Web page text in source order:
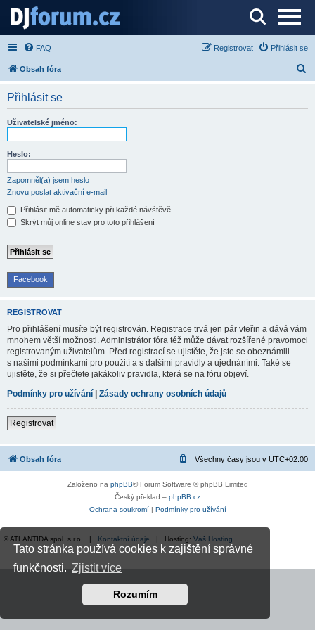
Tato stránka používá cookies k zajištění správné
funkčnosti. Zjistit více
Rozumím
Server o DJ technice a DJingu
FAQ Přihlásit se
Registrovat
Obsah fóra
Přihlásit se
Uživatelské jméno:
Heslo:
Zapomněl(a) jsem heslo
Znovu poslat aktivační e-mail
Přihlásit mě automaticky při každé návštěvě
Skrýt můj online stav pro toto přihlášení
Facebook
REGISTROVAT
Pro přihlášení musíte být registrován. Registrace trvá jen pár vteřin a dává vám
mnohem větší možnosti. Administrátor fóra též může dávat rozšířené pravomoci
registrovaným uživatelům. Před registrací se ujistěte, že jste se obeznámili
s našimi podmínkami pro použití a s dalšími pravidly a ujednáními. Také se
ujistěte, že si přečtete jakákoliv pravidla, která se na fóru objeví.
Podmínky pro užívání | Zásady ochrany osobních údajů
Registrovat
Obsah fóra Všechny časy jsou v UTC+02:00
Založeno na phpBB® Forum Software © phpBB Limited
Český překlad – phpBB.cz
Ochrana soukromí| Podmínky pro užívání
© ATLANTIDA spol. s r.o. | Kontaktní údaje | Hosting: Váš Hosting